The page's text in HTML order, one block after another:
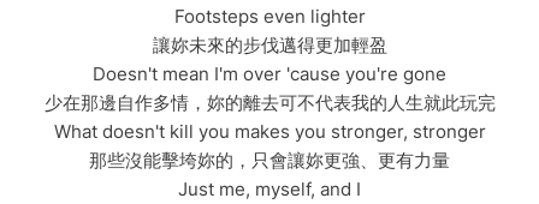
Footsteps even lighter
讓妳未來的步伐邁得更加輕盈
Doesn't mean I'm over 'cause you're gone
少在那邊自作多情，妳的離去可不代表我的人生就此玩完
What doesn't kill you makes you stronger, stronger
那些沒能擊垮妳的，只會讓妳更強、更有力量
Just me, myself, and I